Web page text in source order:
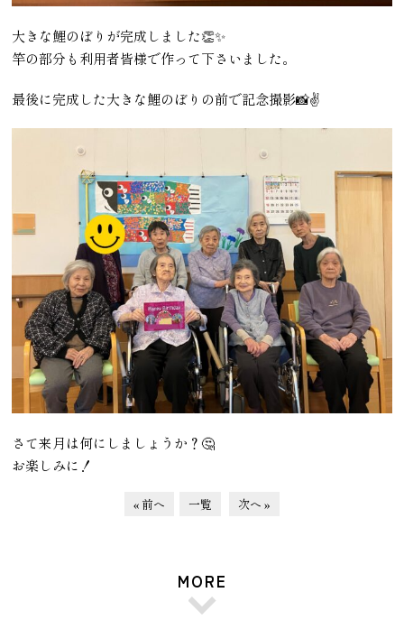
大きな鯉のぼりが完成しました👏✨
竿の部分も利用者皆様で作って下さいました。
最後に完成した大きな鯉のぼりの前で記念撮影📸✌
さて来月は何にしましょうか？🤔
お楽しみに！
« 前へ 一覧 次へ »
MORE